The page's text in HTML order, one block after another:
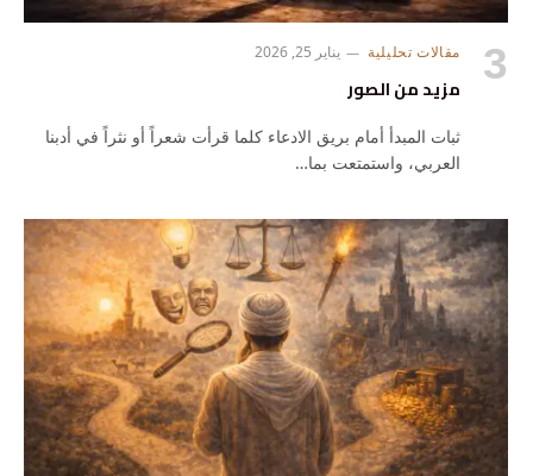
مقالات تحليلية يناير 25, 2026
مزيد من الصور
ثبات المبدأ أمام بريق الادعاء كلما قرأت شعراً أو نثراً في أدبنا
العربي، واستمتعت بما…